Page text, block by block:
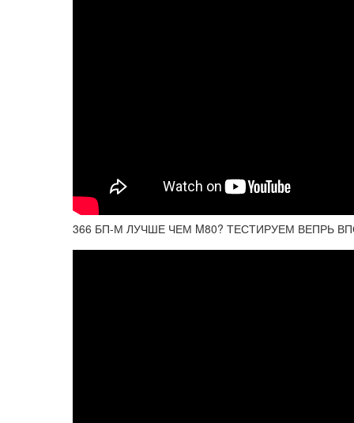
366 БП-М ЛУЧШЕ ЧЕМ M80? ТЕСТИРУЕМ ВЕПРЬ